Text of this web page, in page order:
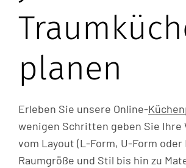
planen
Erleben Sie unsere Online-
wenigen Schritten geben Sie Ihre
vom Layout (L-Form, U-Form oder
Raumgröße und Stil bis hin zu